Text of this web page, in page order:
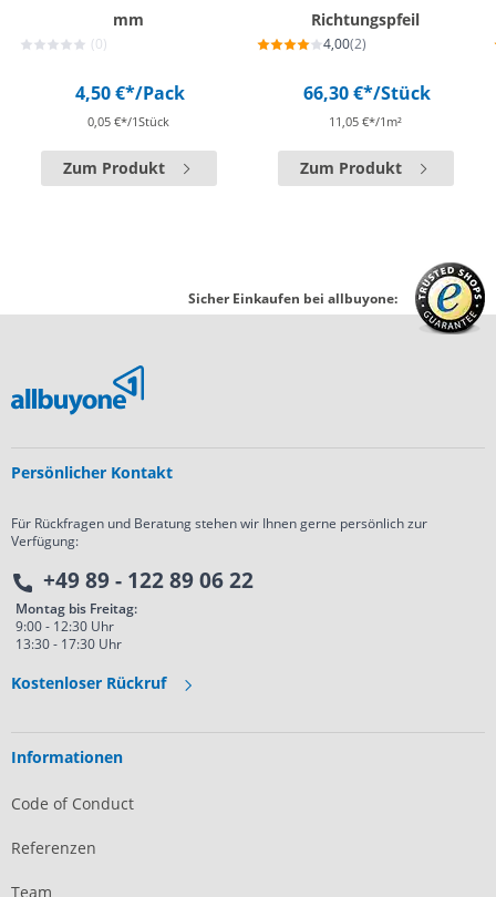
mm
(0)
4,50 €*/Pack
0,05 €*/1Stück
Zum Produkt
Richtungspfeil
4,00(2)
66,30 €*/Stück
11,05 €*/1m²
Zum Produkt
Sicher Einkaufen bei allbuyone:
Persönlicher Kontakt
Für Rückfragen und Beratung stehen wir Ihnen gerne persönlich zur
Verfügung:
+49 89 - 122 89 06 22
Montag bis Freitag:
9:00 - 12:30 Uhr
13:30 - 17:30 Uhr
Kostenloser Rückruf
Informationen
Code of Conduct
Referenzen
Team